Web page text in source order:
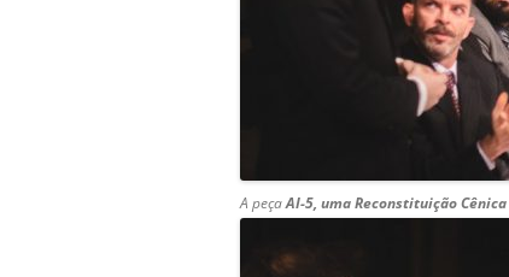
A peçaAI-5, uma Reconstituição Cênica